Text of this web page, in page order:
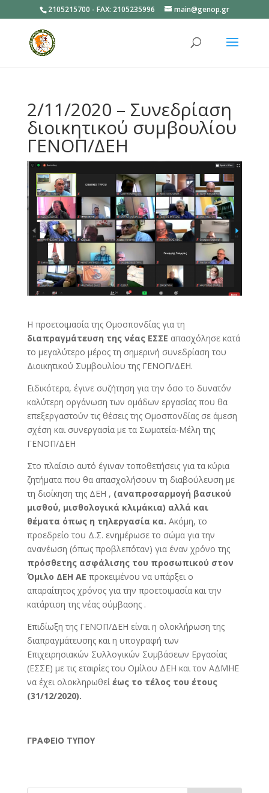
2105215700 - FAX: 2105235996 main@genop.gr
2/11/2020 – Συνεδρίαση
διοικητικού συμβουλίου
ΓΕΝΟΠ/ΔΕΗ
Η προετοιμασία της Ομοσπονδίας για τη
διαπραγμάτευση της νέας ΕΣΣΕ απασχόλησε κατά
το μεγαλύτερο μέρος τη σημερινή συνεδρίαση του
Διοικητικού Συμβουλίου της ΓΕΝΟΠ/ΔΕΗ.
Ειδικότερα, έγινε συζήτηση για την όσο το δυνατόν
καλύτερη οργάνωση των ομάδων εργασίας που θα
επεξεργαστούν τις θέσεις της Ομοσπονδίας σε άμεση
σχέση και συνεργασία με τα Σωματεία-Μέλη της
ΓΕΝΟΠ/ΔΕΗ
Στο πλαίσιο αυτό έγιναν τοποθετήσεις για τα κύρια
ζητήματα που θα απασχολήσουν τη διαβούλευση με
τη διοίκηση της ΔΕΗ , (αναπροσαρμογή βασικού
μισθού, μισθολογικά κλιμάκια) αλλά και
θέματα όπως η τηλεργασία κα. Ακόμη, το
προεδρείο του Δ.Σ. ενημέρωσε το σώμα για την
ανανέωση (όπως προβλεπόταν) για έναν χρόνο της
πρόσθετης ασφάλισης του προσωπικού στον
Όμιλο ΔΕΗ ΑΕ προκειμένου να υπάρξει ο
απαραίτητος χρόνος για την προετοιμασία και την
κατάρτιση της νέας σύμβασης .
Επιδίωξη της ΓΕΝΟΠ/ΔΕΗ είναι η ολοκλήρωση της
διαπραγμάτευσης και η υπογραφή των
Επιχειρησιακών Συλλογικών Συμβάσεων Εργασίας
(ΕΣΣΕ) με τις εταιρίες του Ομίλου ΔΕΗ και τον ΑΔΜΗΕ
να έχει ολοκληρωθείέως το τέλος του έτους
(31/12/2020).
ΓΡΑΦΕΙΟ ΤΥΠΟΥ